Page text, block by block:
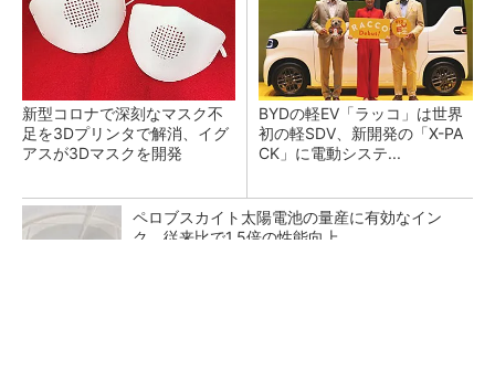
新型コロナで深刻なマスク不
足を3Dプリンタで解消、イグ
アスが3Dマスクを開発
BYDの軽EV「ラッコ」は世界
初の軽SDV、新開発の「X-PA
CK」に電動システ...
ペロブスカイト太陽電池の量産に有効なイン
ク、従来比で1.5倍の性能向上